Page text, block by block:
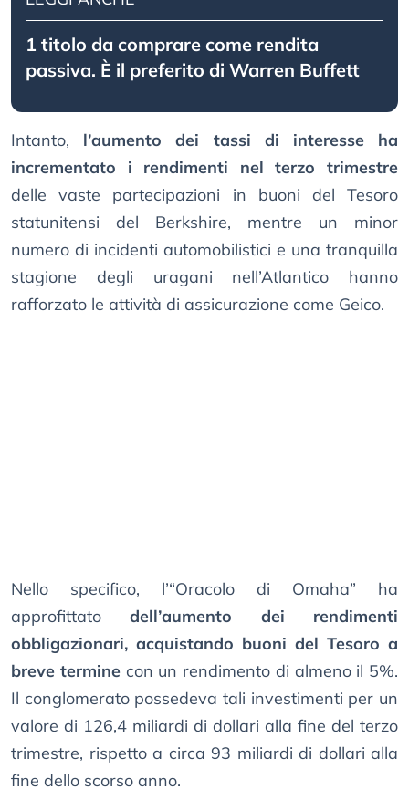
1 titolo da comprare come rendita
passiva. È il preferito di Warren Buffett
Intanto, l’aumento dei tassi di interesse ha
incrementato i rendimenti nel terzo trimestre
delle vaste partecipazioni in buoni del Tesoro
statunitensi del Berkshire, mentre un minor
numero di incidenti automobilistici e una tranquilla
stagione degli uragani nell’Atlantico hanno
rafforzato le attività di assicurazione come Geico.
Nello specifico, l’“Oracolo di Omaha” ha
approfittatodell’aumento dei rendimenti
obbligazionari, acquistando buoni del Tesoro a
breve terminecon un rendimento di almeno il 5%.
Il conglomerato possedeva tali investimenti per un
valore di 126,4 miliardi di dollari alla fine del terzo
trimestre, rispetto a circa 93 miliardi di dollari alla
fine dello scorso anno.